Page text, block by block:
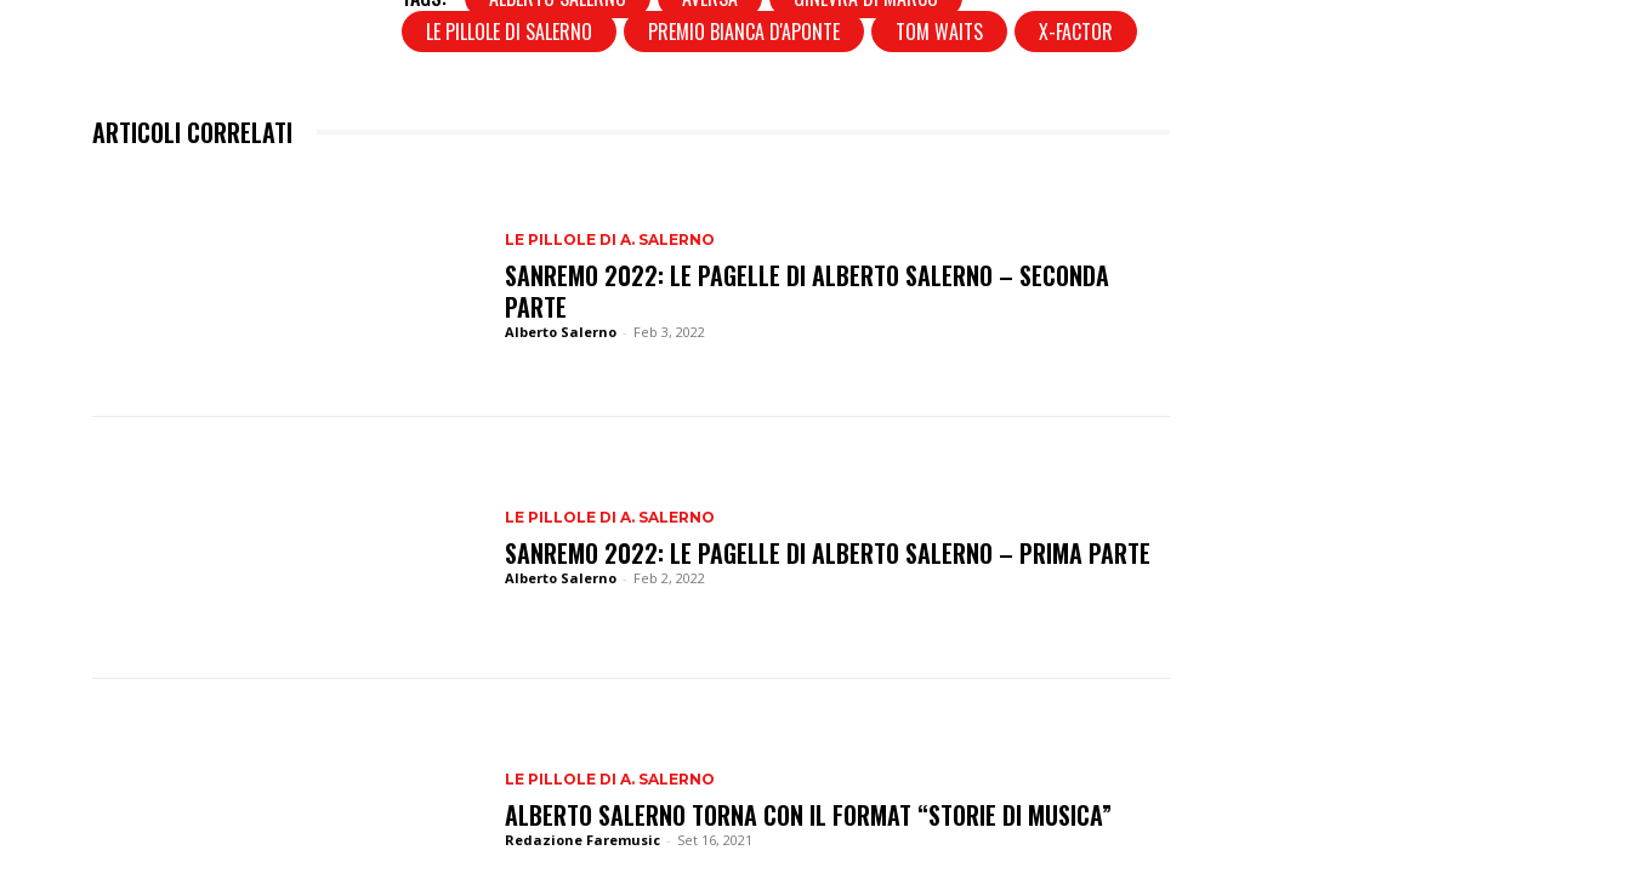
LE PILLOLE DI SALERNO
PREMIO BIANCA D'APONTE TOM WAITS X-FACTOR
ARTICOLI CORRELATI
LE PILLOLE DI A. SALERNO
SANREMO 2022: LE PAGELLE DI ALBERTO SALERNO – SECONDA
PARTE
Alberto Salerno - Feb 3, 2022
LE PILLOLE DI A. SALERNO
SANREMO 2022: LE PAGELLE DI ALBERTO SALERNO – PRIMA PARTE
Alberto Salerno - Feb 2, 2022
LE PILLOLE DI A. SALERNO
ALBERTO SALERNO TORNA CON IL FORMAT “STORIE DI MUSICA”
Redazione Faremusic - Set 16, 2021